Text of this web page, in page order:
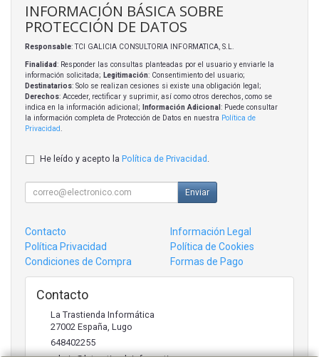
INFORMACIÓN BÁSICA SOBRE
PROTECCIÓN DE DATOS
Responsable: TCI GALICIA CONSULTORIA INFORMATICA, S.L.
Finalidad: Responder las consultas planteadas por el usuario y enviarle la
información solicitada; Legitimación: Consentimiento del usuario;
Destinatarios: Solo se realizan cesiones si existe una obligación legal;
Derechos: Acceder, rectificar y suprimir, así como otros derechos, como se
indica en la información adicional;
Información Adicional : Puede consultar
la información completa de Protección de Datos en nuestra Política de
Privacidad.
He leído y acepto la Política de Privacidad .
Enviar
Contacto
Información Legal
Política Privacidad
Política de Cookies
Condiciones de Compra
Formas de Pago
Contacto
La Trastienda Informática
27002 España, Lugo
648402255